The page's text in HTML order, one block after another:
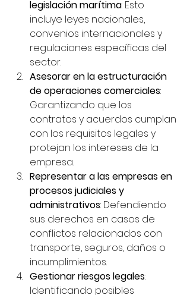
legislación marítima: Esto
incluye leyes nacionales,
convenios internacionales y
regulaciones específicas del
sector.
Asesorar en la estructuración
de operaciones comerciales:
Garantizando que los
contratos y acuerdos cumplan
con los requisitos legales y
protejan los intereses de la
empresa.
Representar a las empresas en
procesos judiciales y
administrativos: Defendiendo
sus derechos en casos de
conflictos relacionados con
transporte, seguros, daños o
incumplimientos.
Gestionar riesgos legales:
Identificando posibles